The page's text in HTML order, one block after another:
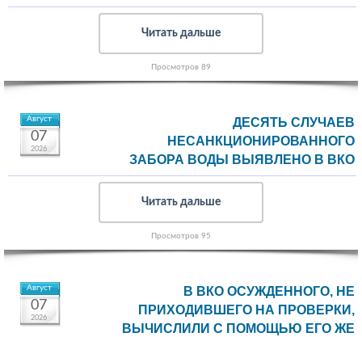
Читать дальше
Просмотров 89
Август
07
2026
ДЕСЯТЬ СЛУЧАЕВ
НЕСАНКЦИОНИРОВАННОГО
ЗАБОРА ВОДЫ ВЫЯВЛЕНО В ВКО
Читать дальше
Просмотров 95
Август
07
2026
В ВКО ОСУЖДЕННОГО, НЕ
ПРИХОДИВШЕГО НА ПРОВЕРКИ,
ВЫЧИСЛИЛИ С ПОМОЩЬЮ ЕГО ЖЕ